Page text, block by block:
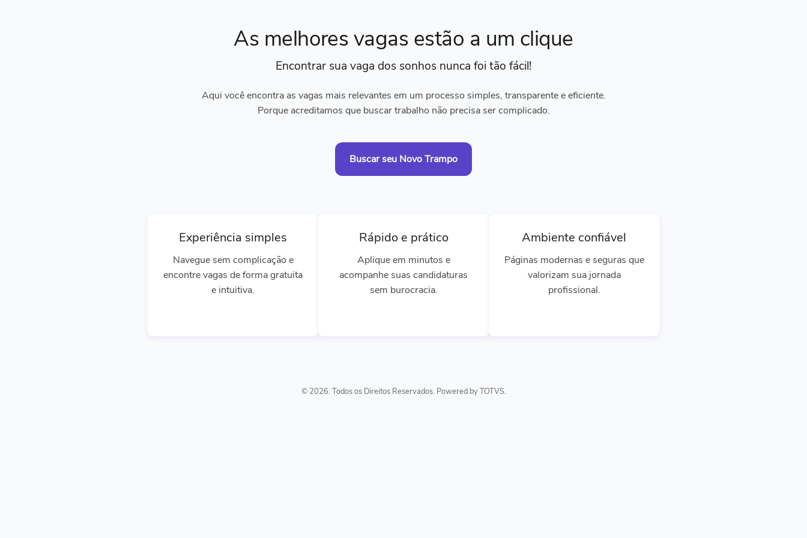
As melhores vagas estão a um clique
Encontrar sua vaga dos sonhos nunca foi tão fácil!
Aqui você encontra as vagas mais relevantes em um processo simples, transparente e eficiente.
Porque acreditamos que buscar trabalho não precisa ser complicado.
Buscar seu Novo Trampo
Experiência simples
Navegue sem complicação e
encontre vagas de forma gratuita
e intuitiva.
Rápido e prático
Aplique em minutos e
acompanhe suas candidaturas
sem burocracia.
Ambiente confiável
Páginas modernas e seguras que
valorizam sua jornada
profissional.
© 2026. Todos os Direitos Reservados. Powered by TOTVS.